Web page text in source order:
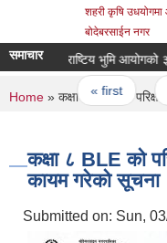
शहरी कृषि उधयोगमा
बोदेबरसाईन नगर
समाचार राष्टिय भुमि आयोगको
Pages
« first ‹
You are here
Home » कक्षा ८ BLE को
कक्षा ८ BLE को
कायम गरेको
Submitted on: Sun,